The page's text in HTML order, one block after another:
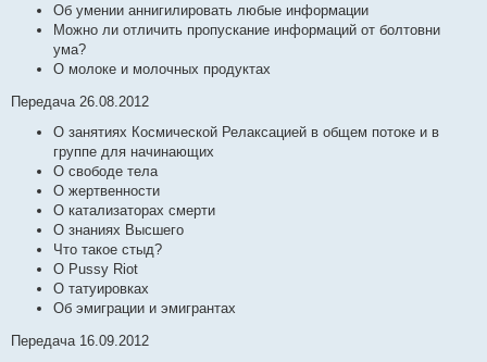
Об умении аннигилировать любые информации
Можно ли отличить пропускание информаций от болтовни
ума?
О молоке и молочных продуктах
Передача 26.08.2012
О занятиях Космической Релаксацией в общем потоке и в
группе для начинающих
О свободе тела
О жертвенности
О катализаторах смерти
О знаниях Высшего
Что такое стыд?
О Pussy Riot
О татуировках
Об эмиграции и эмигрантах
Передача 16.09.2012